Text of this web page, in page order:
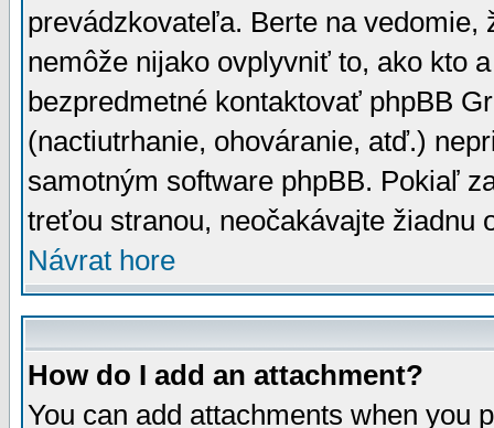
prevádzkovateľa. Berte na
nemôže nijako ovplyvniť to, ako kto
bezpredmetné kontaktovať phpBB
(nactiutrhanie, ohováranie, atď.)
samotným software phpBB. Pokiaľ
treťou stranou, neočakávajte žiadnu
Návrat hore
How do I add an attachment?
You can add attachments when you